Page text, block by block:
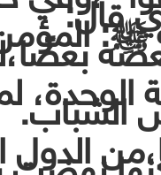
قال:
ﷺ:
الوحدة،
الشباب.